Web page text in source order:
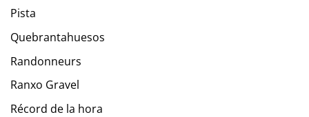
Pista
Quebrantahuesos
Randonneurs
Ranxo Gravel
Récord de la hora